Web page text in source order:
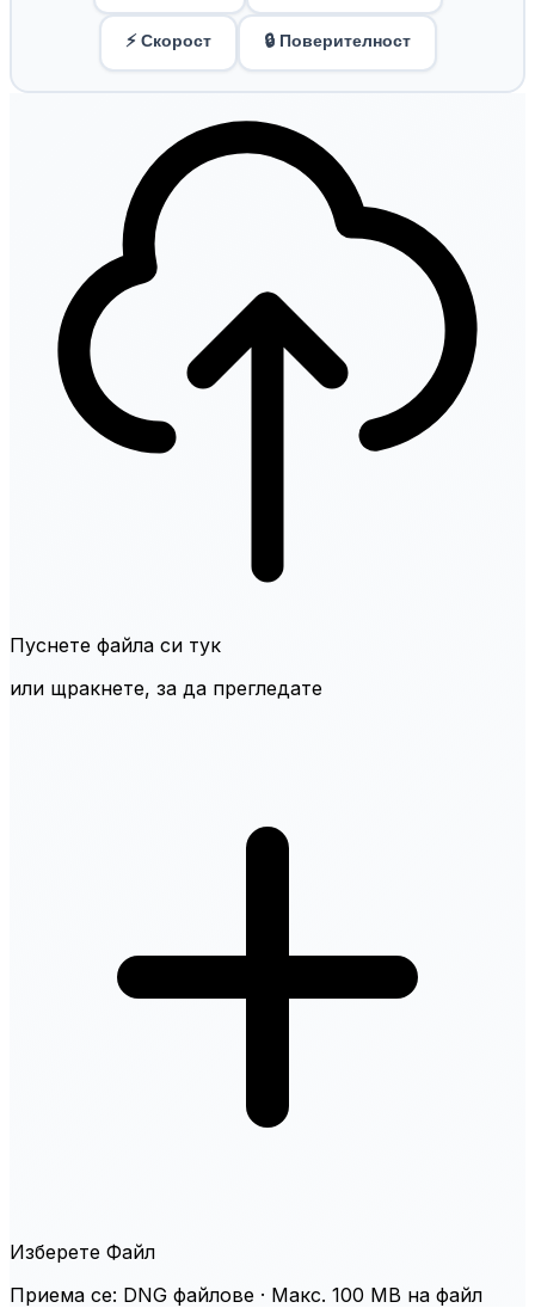
⚡ Скорост 🔒 Поверителност
Пуснете файла си тук
или щракнете, за да прегледате
Изберете Файл
Приема се: DNG файлове · Макс. 100 MB на файл